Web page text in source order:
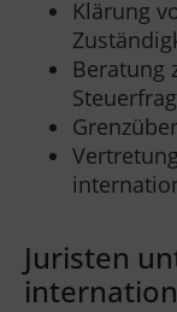
Klärung
Beratung
Juristen